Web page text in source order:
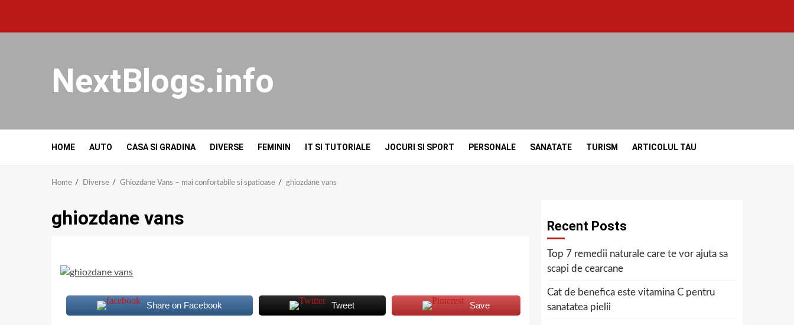
NextBlogs.info
HOME AUTO CASA SI GRADINA DIVERSE FEMININ IT SI TUTORIALE JOCURI SI SPORT PERSONALE SANATATE TURISM ARTICOLUL TAU
Home Diverse Ghiozdane Vans – mai confortabile si spatioase ghiozdane vans
ghiozdane vans
Share on Facebook Tweet Save
Recent Posts
Top 7 remedii naturale care te vor ajuta sa
scapi de cearcane
Cat de benefica este vitamina C pentru
sanatatea pielii